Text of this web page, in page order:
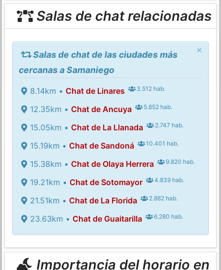
Salas de chat relacionadas
×
Salas de chat de las ciudades más
cercanas a Samaniego
8.14km • Chat de Linares 3.512 hab.
12.35km • Chat de Ancuya 5.852 hab.
15.05km • Chat de La Llanada 2.747 hab.
15.19km • Chat de Sandoná 10.401 hab.
15.38km • Chat de Olaya Herrera 9.820 hab.
19.21km • Chat de Sotomayor 4.839 hab.
21.51km • Chat de La Florida 2.882 hab.
23.63km • Chat de Guaitarilla 6.280 hab.
Importancia del horario en